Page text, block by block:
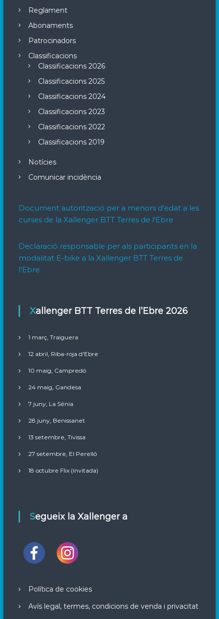
Reglament
Abonaments
Patrocinadors
Classificacions
Classificacions 2026
Classificacions 2025
Classificacions 2024
Classificacions 2023
Classificacions 2022
Classificacions 2019
Notícies
Comunicar incidència
Document autorització per a menors d'edat a les
curses de la Xallenger BTT Terres de l'Ebre
Declaració responsable per als participants en la
modalitat E-bike a la Xallenger BTT Terres de
l'Ebre
Xallenger BTT Terres de l’Ebre 2026
1 març, Traiguera
12 abril, Riba-roja d'Ebre
10 maig, Campredó
24 maig, Gandesa
7 juny, La Sénia
28 juny, Benissanet
13 setembre, Tivissa
27 setembre, El Perelló
18 octubre Flix (invitada)
Segueix la Xallenger a
Política de cookies
Avís legal, termes, condicions de venda i privacitat